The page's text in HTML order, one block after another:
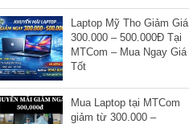
Laptop Mỹ Tho Giảm Giá
300.000 – 500.000Đ Tại
MTCom – Mua Ngay Giá
Tốt
Mua Laptop tại MTCom
giảm từ 300.000 –